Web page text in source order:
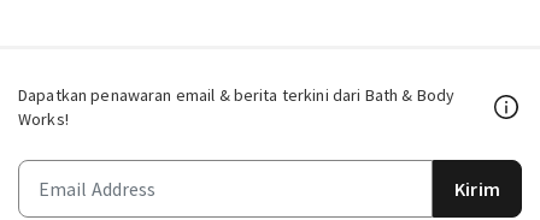
Dapatkan penawaran email & berita terkini dari Bath & Body
Works!
Kirim